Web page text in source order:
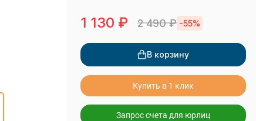
1 130 ₽ 2 490₽ -55%
В корзину
Купить в 1 клик
Запрос счета для юрлиц